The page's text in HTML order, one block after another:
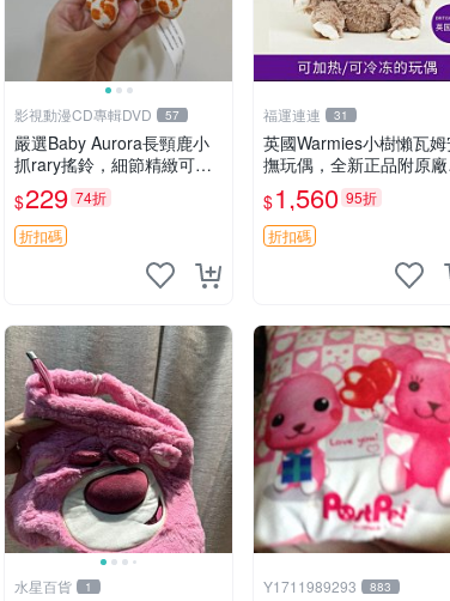
影視動漫CD專輯DVD 57
嚴選Baby Aurora長頸鹿小
抓rary搖鈴，細節精緻可聆
聽清脆鈴音 軟萌可愛 定制
紀念 金屬搖鈴 新手媽咪推
薦 長頸鹿 抓rary 搖鈴
$229 74折
折扣碼
福運連連 31
英國Warmies小樹懶瓦
撫玩偶，全新正品附原
牌與防塵袋，內藏薰衣草
加熱，適合各個年齡層，
暖兩用享受抱抱樂趣，不
錯過嚴選好物 溫暖 冷感
$1,560 95折
折扣碼
水星百貨 1 Y1711989293 883